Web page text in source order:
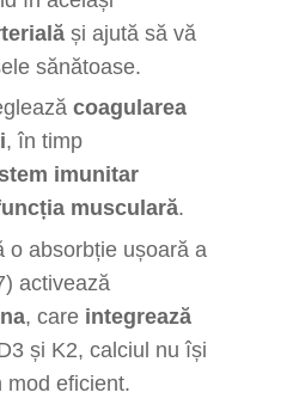
și ajută să vă
sănătoase.
coagularea
, în timp
imunitar
musculară.
o absorbție ușoară a
activează
, care integrează
și K2, calciul nu își
mod eficient.